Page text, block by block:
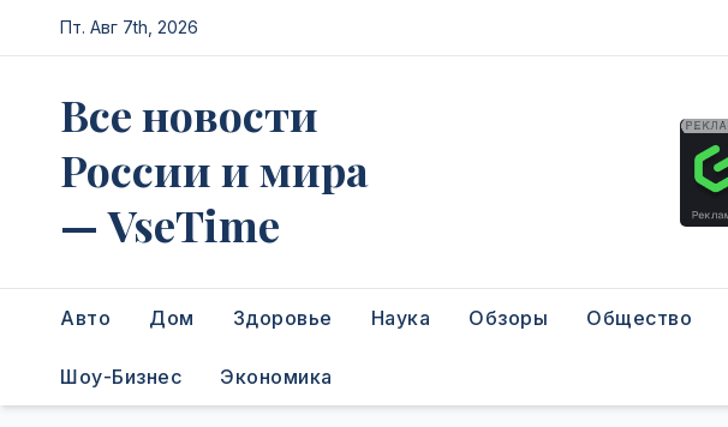
Перейти
к
Пт. Авг 7th, 2026
Все новости
России и мира
— VseTime
Авто Дом Здоровье Наука Обзоры Общество
Шоу-Бизнес Экономика